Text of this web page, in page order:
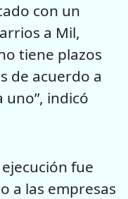
con un
a Mil,
tiene plazos
de acuerdo a
uno”, indicó
fue
a las empresas